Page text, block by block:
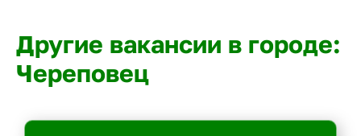
Другие вакансии в городе:
Череповец